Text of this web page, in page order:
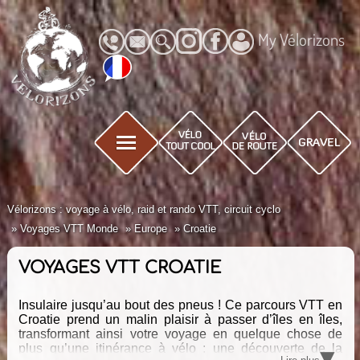
My Vélorizons
Vélorizons : voyage à vélo, raid et rando VTT, circuit cyclo
Voyages VTT Monde
Europe Croatie
VOYAGES VTT CROATIE
Insulaire jusqu’au bout des pneus ! Ce parcours VTT en
Croatie prend un malin plaisir à passer d’îles en îles,
transformant ainsi votre voyage en quelque chose de
plus qu’une itinérance à vélo : une découverte de la